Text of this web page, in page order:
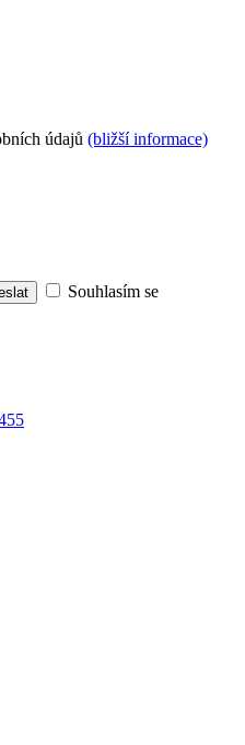
údajů (bližší informace)
Souhlasím se